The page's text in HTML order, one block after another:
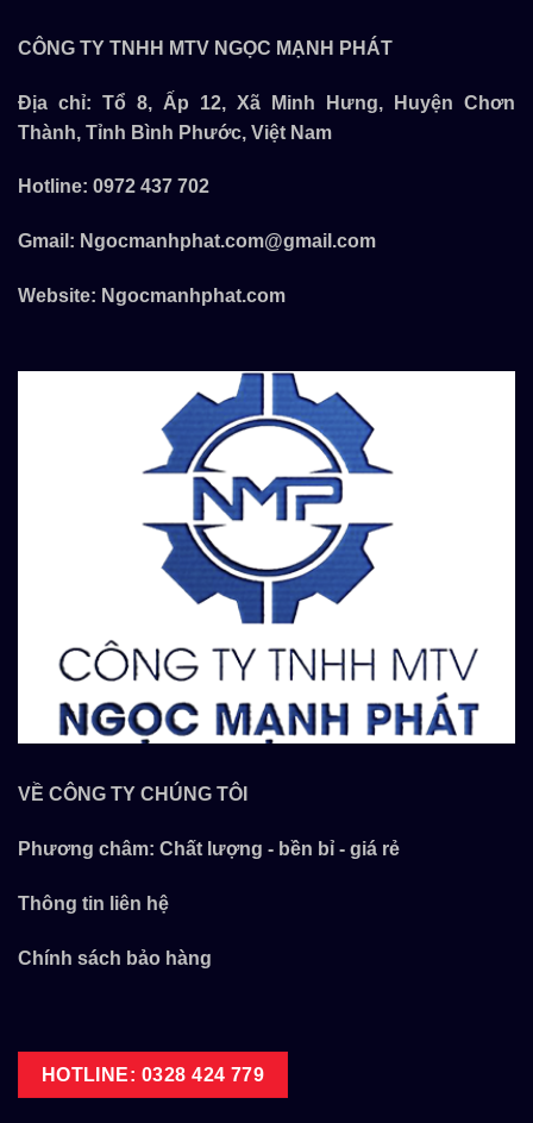
CÔNG TY TNHH MTV NGỌC MẠNH PHÁT
Địa chỉ: Tổ 8, Ấp 12, Xã Minh Hưng, Huyện Chơn
Thành, Tỉnh Bình Phước, Việt Nam
Hotline: 0972 437 702
Gmail: Ngocmanhphat.com@gmail.com
Website: Ngocmanhphat.com
VỀ CÔNG TY CHÚNG TÔI
Phương châm: Chất lượng - bền bỉ - giá rẻ
Thông tin liên hệ
Chính sách bảo hàng
HOTLINE: 0328 424 779